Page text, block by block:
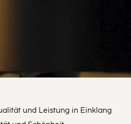
und Leistung in Einklang